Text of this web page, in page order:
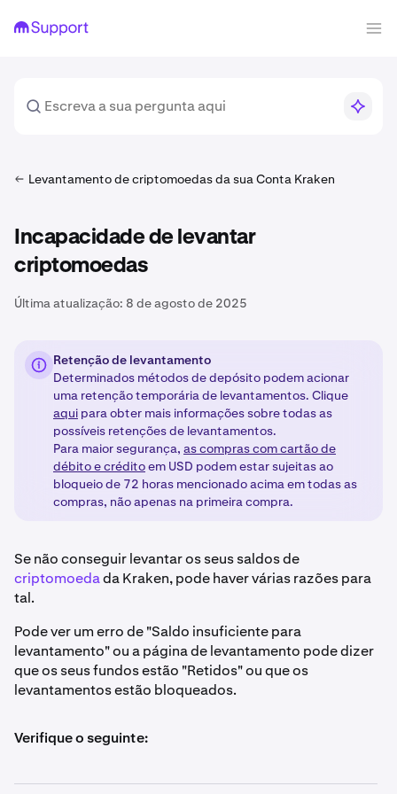
Levantamento de criptomoedas da sua Conta Kraken
Incapacidade de levantar
criptomoedas
Última atualização: 8 de agosto de 2025
Retenção de levantamento
Determinados métodos de depósito podem acionar
uma retenção temporária de levantamentos. Clique
aqui para obter mais informações sobre todas as
possíveis retenções de levantamentos.
Para maior segurança, as compras com cartão de
débito e créditoem USD podem estar sujeitas ao
bloqueio de 72 horas mencionado acima em todas as
compras, não apenas na primeira compra.
Se não conseguir levantar os seus saldos de
criptomoedada Kraken, pode haver várias razões para
tal.
Pode ver um erro de "Saldo insuficiente para
levantamento" ou a página de levantamento pode dizer
que os seus fundos estão "Retidos" ou que os
levantamentos estão bloqueados.
Verifique o seguinte: